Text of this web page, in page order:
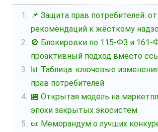
📌 Защита прав потребителей: от
рекомендаций к жёсткому
🚫 Блокировки по 115-ФЗ и 161-
проактивный подход вместо
📊 Таблица: ключевые
прав потребителей
🏪 Открытая модель на
эпохи закрытых экосистем
📜 Меморандум о лучших